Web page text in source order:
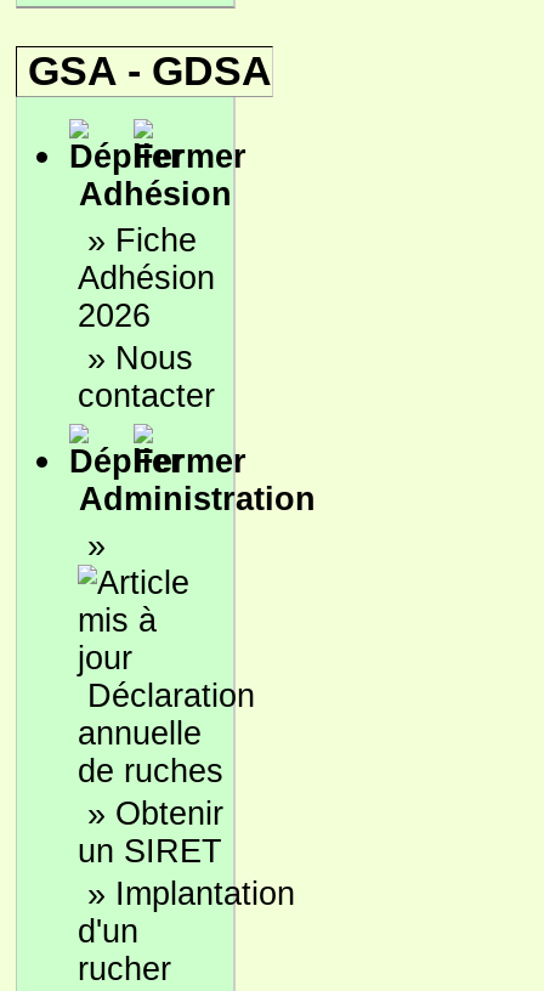
GSA - GDSA
Adhésion
» Fiche
Adhésion
2026
» Nous
contacter
Administration
»
Déclaration
annuelle
de ruches
» Obtenir
un SIRET
» Implantation
d'un
rucher